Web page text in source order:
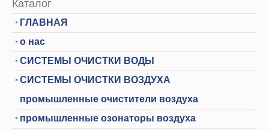
Каталог
ГЛАВНАЯ
о нас
СИСТЕМЫ ОЧИСТКИ ВОДЫ
СИСТЕМЫ ОЧИСТКИ ВОЗДУХА
промышленные очистители воздуха
промышленные озонаторы воздуха